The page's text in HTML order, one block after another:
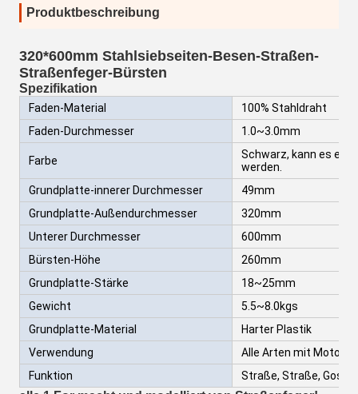
Produktbeschreibung
320*600mm Stahlsiebseiten-Besen-Straßen-
Straßenfeger-Bürsten
Spezifikation
Faden-Material
100% Stahldraht
Faden-Durchmesser
1.0~3.0mm
Farbe
Schwarz, kann es
werden.
Grundplatte-innerer Durchmesser
49mm
Grundplatte-Außendurchmesser
320mm
Unterer Durchmesser
600mm
Bürsten-Höhe
260mm
Grundplatte-Stärke
18~25mm
Gewicht
5.5~8.0kgs
Grundplatte-Material
Harter Plastik
Verwendung
Alle Arten mit
Funktion
Straße, Straße,